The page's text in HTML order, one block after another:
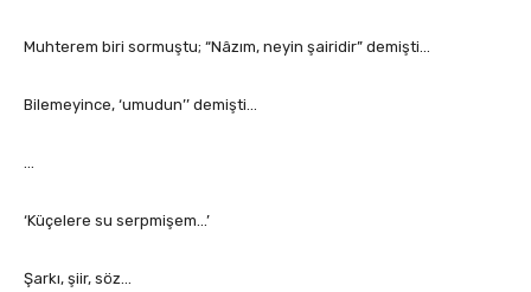
Muhterem biri sormuştu; “Nâzım, neyin şairidir” demişti…
Bilemeyince, ‘umudun’’ demişti…
…
‘Küçelere su serpmişem…’
Şarkı, şiir, söz…